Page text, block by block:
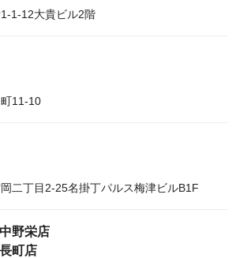
1-12大貴ビル2階
11-10
二丁目2-25名掛丁パルス梅津ビルB1F
野栄店
町店